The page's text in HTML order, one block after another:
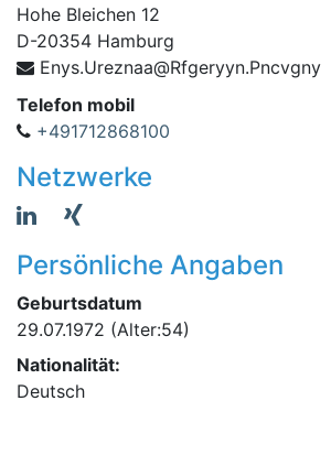
Hohe Bleichen 12
D-20354 Hamburg
yngvcnP.nyyr
egfR@aanzerU.synE
Telefon mobil
+491712868100
Netzwerke
Persönliche Angaben
Geburtsdatum
29.07.1972 (Alter:54)
Nationalität:
Deutsch